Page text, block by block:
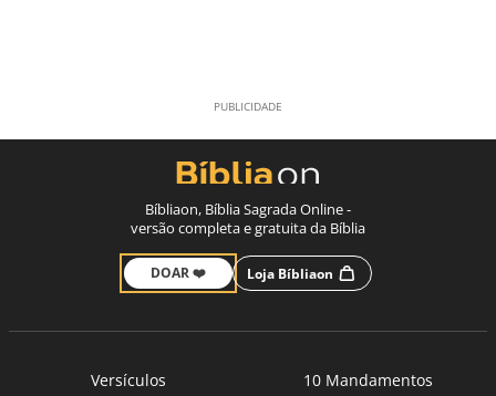
Bíbliaon, Bíblia Sagrada Online -
versão completa e gratuita da Bíblia
DOAR ❤️ Loja Bíbliaon
Versículos
10 Mandamentos